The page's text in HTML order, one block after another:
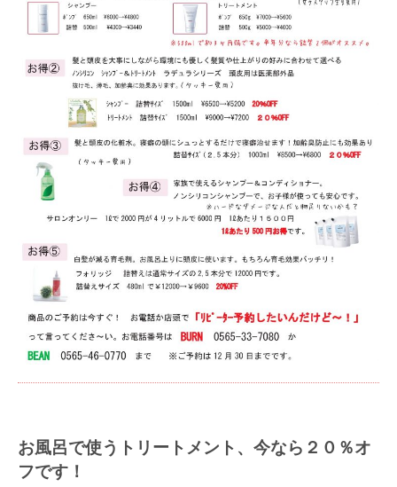
お風呂で使うトリートメント、今なら２０％オ
フです！